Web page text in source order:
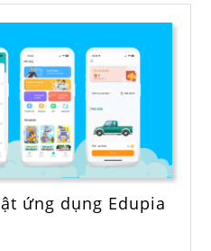
ứng dụng Edupia